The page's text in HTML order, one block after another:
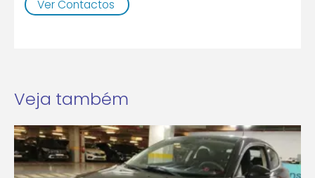
Ver Contactos
Veja também